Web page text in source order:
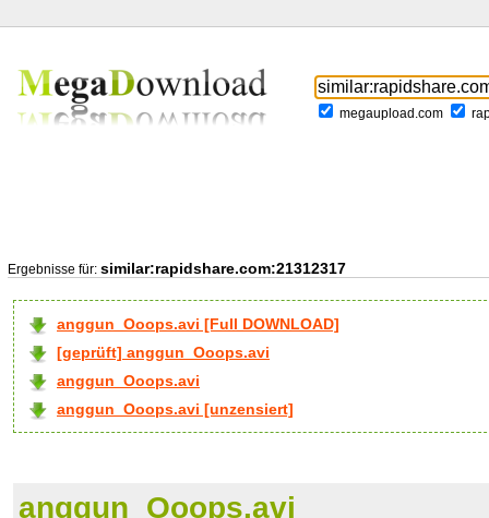
megaupload.com
Ergebnisse für: similar:rapidshare.com:21312317
anggun_Ooops.avi [Full DOWNLOAD]
[geprüft] anggun_Ooops.avi
anggun_Ooops.avi
anggun_Ooops.avi [unzensiert]
anggun_Ooops.avi